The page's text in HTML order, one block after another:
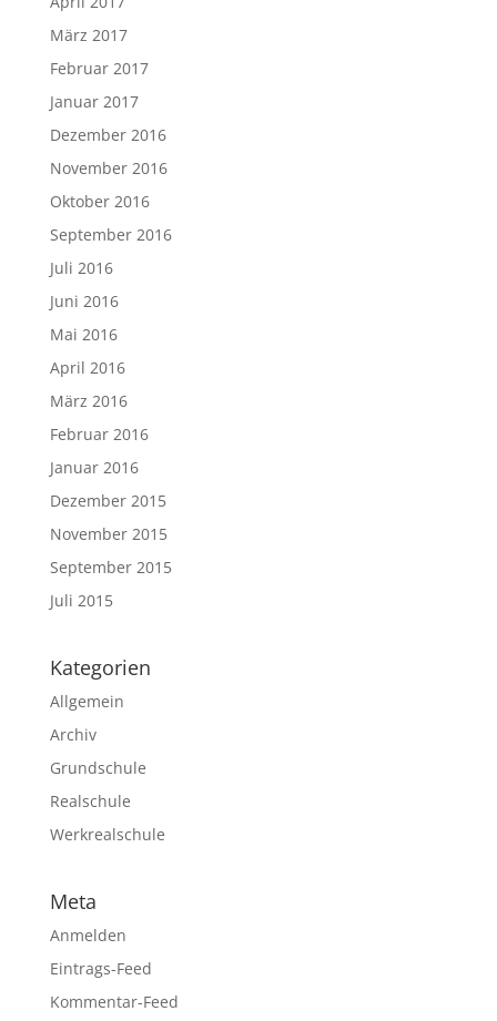
März 2017
Februar 2017
Januar 2017
Dezember 2016
November 2016
Oktober 2016
September 2016
Juli 2016
Juni 2016
Mai 2016
April 2016
März 2016
Februar 2016
Januar 2016
Dezember 2015
November 2015
September 2015
Juli 2015
Kategorien
Allgemein
Archiv
Grundschule
Realschule
Werkrealschule
Meta
Anmelden
Eintrags-Feed
Kommentar-Feed